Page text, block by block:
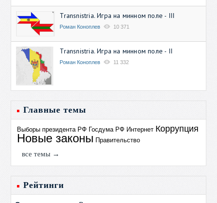
Transnistria. Игра на минном поле - III
Роман Коноплев 10 371
Transnistria. Игра на минном поле - II
Роман Коноплев 11 332
Главные темы
Выборы президента РФ Госдума РФ Интернет Коррупция
Новые законы Правительство
все темы →
Рейтинги